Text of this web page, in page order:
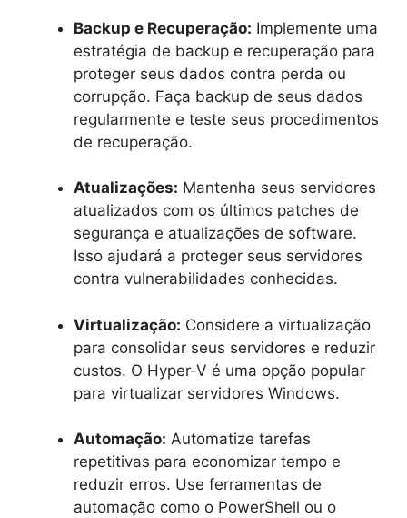
Backup e Recuperação: Implemente uma
estratégia de backup e recuperação para
proteger seus dados contra perda ou
corrupção. Faça backup de seus dados
regularmente e teste seus procedimentos
de recuperação.
Atualizações: Mantenha seus servidores
atualizados com os últimos patches de
segurança e atualizações de software.
Isso ajudará a proteger seus servidores
contra vulnerabilidades conhecidas.
Virtualização: Considere a virtualização
para consolidar seus servidores e reduzir
custos. O Hyper-V é uma opção popular
para virtualizar servidores Windows.
Automação: Automatize tarefas
repetitivas para economizar tempo e
reduzir erros. Use ferramentas de
automação como o PowerShell ou o